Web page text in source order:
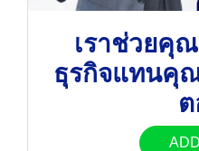
เราช่วยคุ
ธุรกิจแทนคุ